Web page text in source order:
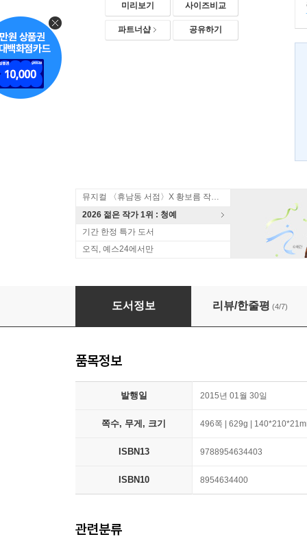
미리보기 사이즈비교
파트너샵 공유하기
뮤지컬 〈휴남동 서점〉X 황보름 작가 북토크
2026 젊은 작가 1위 : 청예
기간 한정 특가 도서
오직, 예스24에서만
황석영의 한국 명단편 101 - 1 식민지의 어둠
도서정보 리뷰/한줄평 (4/7)
품목정보
발행일 2015년 01월 30일
쪽수, 무게, 크기 496쪽 | 629g |
ISBN13 9788954634403
ISBN10 8954634400
관련분류